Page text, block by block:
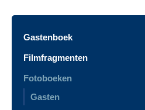
Gastenboek
Filmfragmenten
Fotoboeken
Gasten